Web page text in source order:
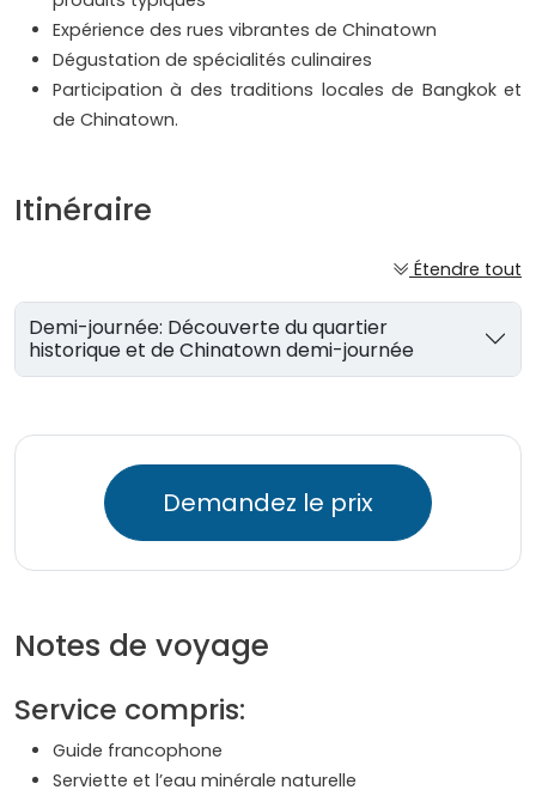
Expérience des rues vibrantes de Chinatown
Dégustation de spécialités culinaires
Participation à des traditions locales de Bangkok et
de Chinatown.
Itinéraire
Étendre tout
Demi-journée: Découverte du quartier
historique et de Chinatown demi-journée
Demandez le prix
Notes de voyage
Service compris:
Guide francophone
Serviette et l’eau minérale naturelle